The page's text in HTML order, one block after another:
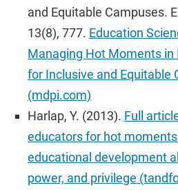
and Equitable Campuses.
13(8), 777. Education
Managing Hot Moments in
for Inclusive and Equitable
(mdpi.com)
Harlap, Y. (2013). Full
educators for hot
educational development
power, and privilege